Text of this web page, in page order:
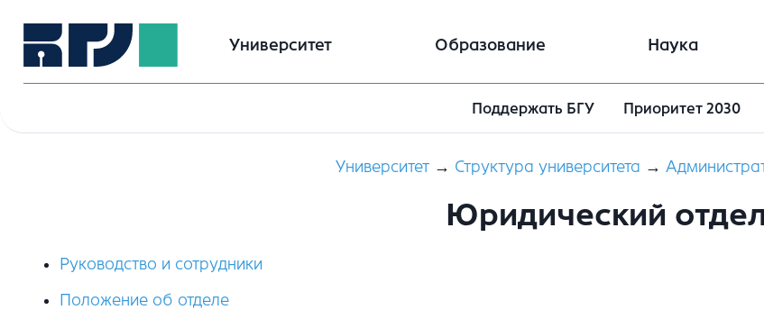
Университет Образование Наука
Поддержать БГУ Приоритет 2030
Университет→ Структура университета →
Юридический
Руководство и сотрудники
Положение об отделе